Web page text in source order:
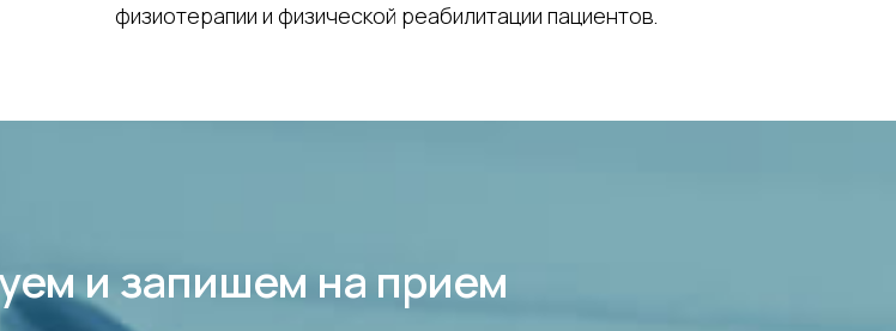
физиотерапии и физической реабилитации пациентов.
и запишем на прием